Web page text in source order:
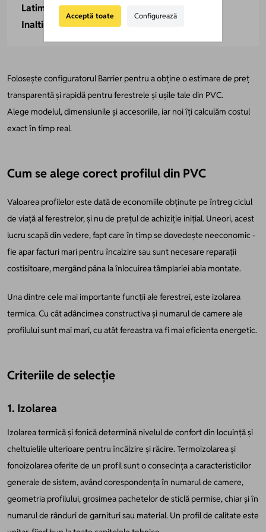
Latime gol fereastra:-
Inaltime gol fereastra:-
Folosește configuratorul Barrier pentru a obține o estimare de preț
transparentă și rapidă pentru ferestrele și ușile tale din PVC.
Alege modelul, dimensiunile și accesoriile, iar noi îți calculăm costul
exact în timp real.
Cum se alege corect profilul din PVC
Valoarea profilelor este dată de economiile obținute pe întreg ciclul
de viață al ferestrelor, și nu de prețul de achiziție inițial. Uneori, acest
lucru scapă din vedere, fapt care în timp se dovedește neeconomic -
fie apar facturi mari pentru încalzire sau sunt necesare reparații
costisitoare, mergând pâna la înlocuirea tâmplariei abia montate.
Una dintre cele mai importante funcții ale ferestrei, este izolarea
termica. Cu cât adâncimea constructiva și numarul de camere ale
profilului sunt mai mari, cu atât fereastra va fi mai eficienta energetic.
Criteriile de selecție
1. Izolarea
Izolarea termică și fonică determină nivelul de confort din locuință și
cheltuielile ulterioare pentru încălzire și răcire. Termoizolarea și
fonoizolarea oferite de un profil sunt o consecința a caracteristicilor
generale de sistem, având corespondența în numarul de camere,
geometria profilului, grosimea pachetelor de sticlă permise, chiar și în
numarul de rânduri de garnituri sau material. Un profil de calitate este
Acceptă toate Configurează